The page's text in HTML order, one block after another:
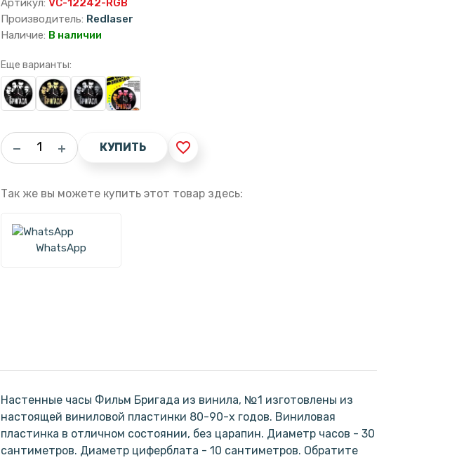
Артикул: VC-12242-RGB
Производитель: Redlaser
Наличие: В наличии
Еще варианты:
КУПИТЬ favorite_border
Так же вы можете купить этот товар здесь:
WhatsApp
Настенные часы Фильм Бригада из винила, №1 изготовлены из
настоящей виниловой пластинки 80-90-х годов. Виниловая
пластинка в отличном состоянии, без царапин. Диаметр часов - 30
сантиметров. Диаметр циферблата - 10 сантиметров. Обратите